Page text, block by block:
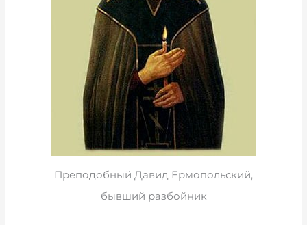
Преподобный Давид Ермопольский,
бывший разбойник